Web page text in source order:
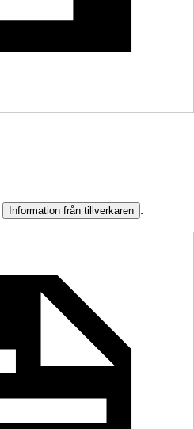
Information från tillverkaren .